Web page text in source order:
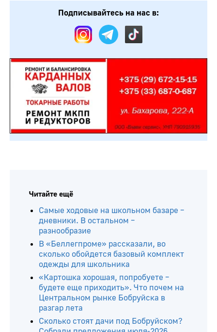
Подписывайтесь на нас в:
Читайте ещё
Самые ходовые на школьном базаре –
дневники. В остальном –
разнообразие
В «Беллегпроме» рассказали, во
сколько обойдется базовый комплект
одежды для школьника
«Картошка хорошая, попробуете –
будете еще приходить». Что почем на
Центральном рынке Бобруйска в
разгар лета
Сколько стоят дачи под Бобруйском?